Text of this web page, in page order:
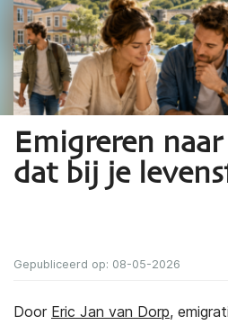
Emigreren
dat bij je
Gepubliceerd op: 08-05-2026
Door Eric Jan van Dorp,